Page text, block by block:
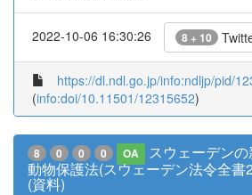
2022-10-06 16:30:26 8 + 10
https://dl.ndl.go.jp/info:ndljp/pid/
(info:doi/10.11501/12315652)
8 0 0 0 OA
スウェーデン
動物保護法(スウェーデン法令全書
(資料)